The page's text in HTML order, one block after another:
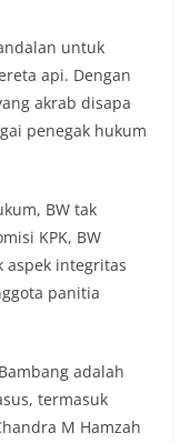
untuk
api. Dengan
akrab disapa
penegak hukum
BW tak
KPK, BW
aspek integritas
panitia
adalah
termasuk
M Hamzah